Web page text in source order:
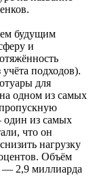
будущим
и
подходов).
для
одном из самых
один из самых
что он
нагрузку
Объём
— 2,9 миллиарда